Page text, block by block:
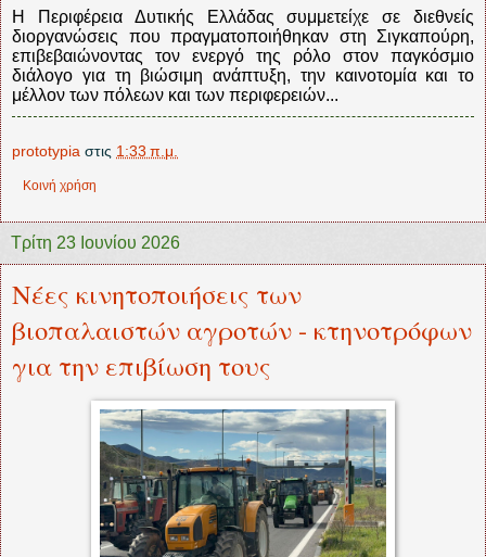
Η Περιφέρεια Δυτικής Ελλάδας συμμετείχε σε διεθνείς
διοργανώσεις που πραγματοποιήθηκαν στη Σιγκαπούρη,
επιβεβαιώνοντας τον ενεργό της ρόλο στον παγκόσμιο
διάλογο για τη βιώσιμη ανάπτυξη, την καινοτομία και το
μέλλον των πόλεων και των περιφερειών...
prototypia στις 1:33 π.μ.
Κοινή χρήση
Τρίτη 23 Ιουνίου 2026
Νέες κινητοποιήσεις των
βιοπαλαιστών αγροτών - κτηνοτρόφων
για την επιβίωση τους